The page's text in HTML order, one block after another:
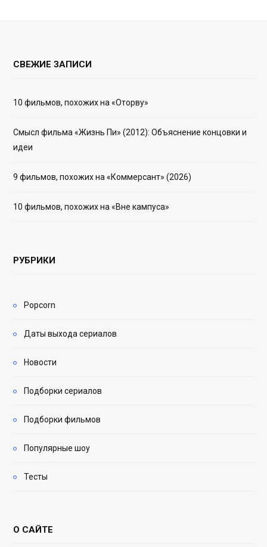
СВЕЖИЕ ЗАПИСИ
10 фильмов, похожих на «Оторву»
Смысл фильма «Жизнь Пи» (2012): Объяснение концовки и
идеи
9 фильмов, похожих на «Коммерсант» (2026)
10 фильмов, похожих на «Вне кампуса»
РУБРИКИ
Popcorn
Даты выхода сериалов
Новости
Подборки сериалов
Подборки фильмов
Популярные шоу
Тесты
О САЙТЕ